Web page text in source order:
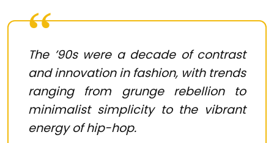
The ’90s were a decade of contrast
and innovation in fashion, with trends
ranging from grunge rebellion to
minimalist simplicity to the vibrant
energy of hip-hop.